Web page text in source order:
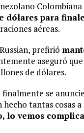
dólares para
aéreas.
prefirió
aseguró
de dólares.
se
tantas cosas
lo vemos